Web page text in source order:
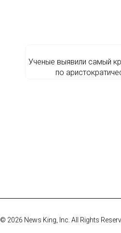
Ученые выявили самый
по
© 2026 News King, Inc. All Rights